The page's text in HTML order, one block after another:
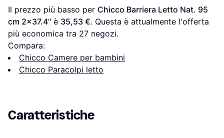
Il prezzo più basso per Chicco Barriera Letto Nat. 95
cm 2x37.4" è 35,53 €. Questa è attualmente l'offerta
più economica tra 27 negozi.
Compara:
Chicco Camere per bambini
Chicco Paracolpi letto
Caratteristiche